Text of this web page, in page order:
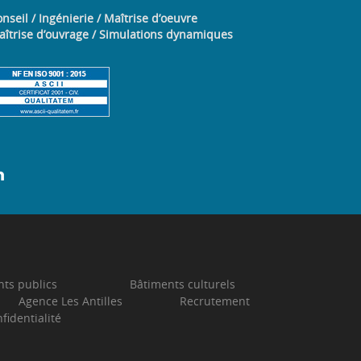
/ Ingénierie / Maîtrise d’oeuvre
d’ouvrage / Simulations dynamiques
publics
Bâtiments culturels
Agence Les Antilles
Recrutement